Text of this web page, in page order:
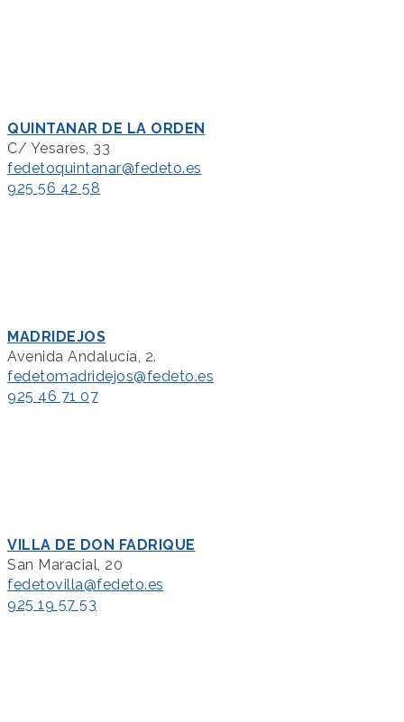
QUINTANAR DE LA ORDEN
C/ Yesares, 33
fedetoquintanar@fedeto.es
925 56 42 58
MADRIDEJOS
Avenida Andalucía, 2.
fedetomadridejos@fedeto.es
925 46 71 07
VILLA DE DON FADRIQUE
San Maracial, 20
fedetovilla@fedeto.es
925 19 57 53